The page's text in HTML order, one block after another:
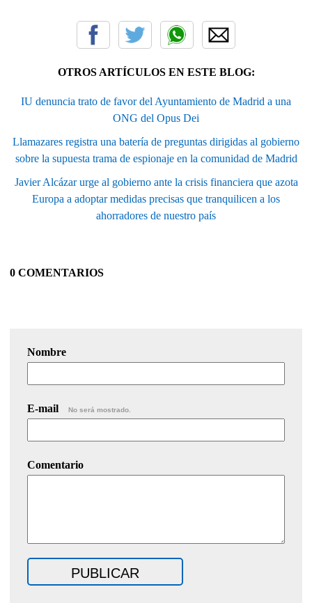
OTROS ARTÍCULOS EN ESTE BLOG:
IU denuncia trato de favor del Ayuntamiento de Madrid a una
ONG del Opus Dei
Llamazares registra una batería de preguntas dirigidas al gobierno
sobre la supuesta trama de espionaje en la comunidad de Madrid
Javier Alcázar urge al gobierno ante la crisis financiera que azota
Europa a adoptar medidas precisas que tranquilicen a los
ahorradores de nuestro país
0 COMENTARIOS
Nombre
E-mail No será mostrado.
Comentario